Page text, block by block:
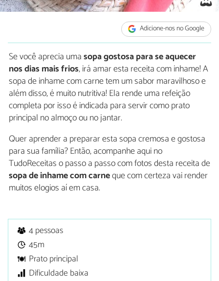
Adicione-nos no Google
Se você aprecia umasopa gostosa para se aquecer
nos dias mais frios, irá amar esta receita com inhame! A
sopa de inhame com carne tem um sabor maravilhoso e
além disso, é muito nutritiva! Ela rende uma refeição
completa por isso é indicada para servir como prato
principal no almoço ou no jantar.
Quer aprender a preparar esta sopa cremosa e gostosa
para sua família? Então, acompanhe aqui no
TudoReceitas o passo a passo com fotos desta receita de
sopa de inhame com carneque com certeza vai render
muitos elogios aí em casa.
4 pessoas
45m
Prato principal
Dificuldade baixa